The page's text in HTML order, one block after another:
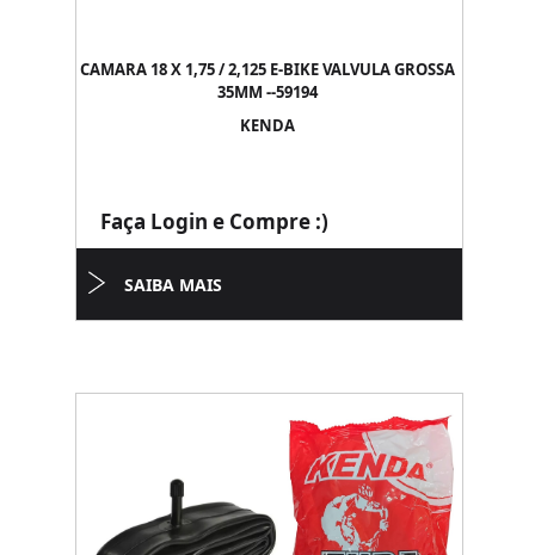
CAMARA 18 X 1,75 / 2,125 E-BIKE VALVULA GROSSA
35MM --59194
KENDA
Faça Login e Compre :)
SAIBA MAIS